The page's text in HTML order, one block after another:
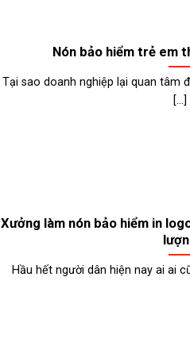
Nón bảo hiểm trẻ em
Tại sao doanh nghiệp lại quan tâm
[...]
Xưởng làm nón bảo hiểm in
Hầu hết người dân hiện nay ai ai